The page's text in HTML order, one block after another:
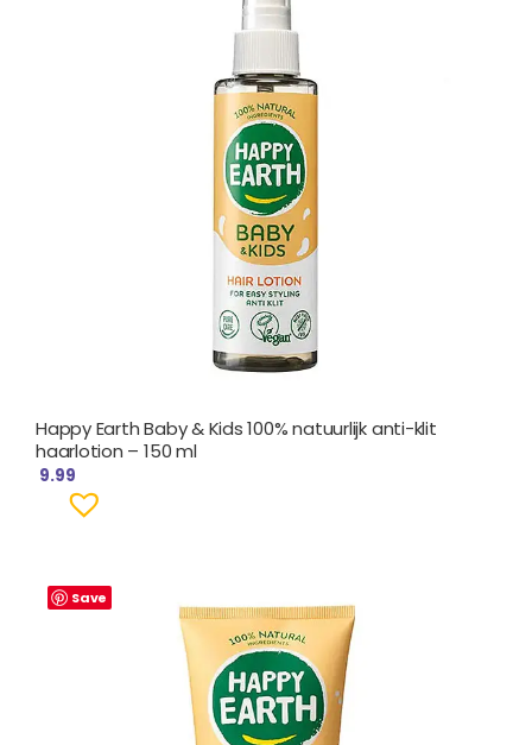
Happy Earth Baby & Kids 100% natuurlijk anti-klit
haarlotion – 150 ml
9.99
Save